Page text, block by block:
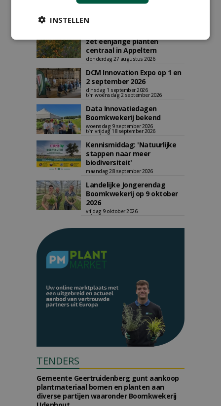
AGENDA
zet eenjarige planten
centraal in Appeltern
donderdag 27 augustus 2026
DCM Innovation Expo op 1 en
2 september 2026
dinsdag 1 september 2026
t/m woensdag 2 september 2026
Data Innovatiedagen
Boomkwekerij bekend
woensdag 9 september 2026
t/m vrijdag 18 september 2026
Kennismiddag: 'Natuurlijke
stappen naar meer
biodiversiteit'
maandag 28 september 2026
Landelijke Jongerendag
Boomkwekerij op 9 oktober
2026
vrijdag 9 oktober 2026
TENDERS
Gemeente Geertruidenberg gunt aankoop
plantmateriaal bomen en planten aan
diverse partijen waaronder Boomkwekerij
INSTELLEN